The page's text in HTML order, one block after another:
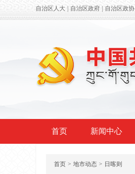
自治区人大 自治区政府 自治区政协
首页 新闻中心
首页 > 地市动态 > 日喀则